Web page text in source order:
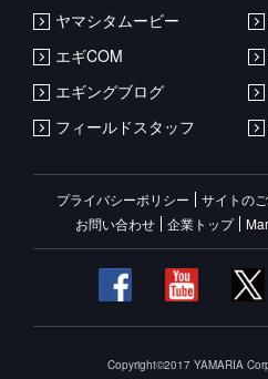
ヤマシタムービー
エギCOM
エギングブログ
フィールドスタッフ
プライバシーポリシー サイトの
お問い合わせ
企業トップ
Copyright©2017 YAMARIA